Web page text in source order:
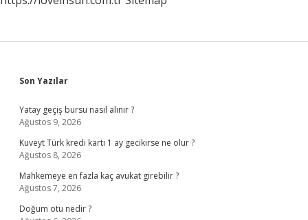
Sidebar
Son Yazılar
Yatay geçiş bursu nasıl alınır ?
Ağustos 9, 2026
Kuveyt Türk kredi kartı 1 ay gecikirse ne olur ?
Ağustos 8, 2026
Mahkemeye en fazla kaç avukat girebilir ?
Ağustos 7, 2026
Doğum otu nedir ?